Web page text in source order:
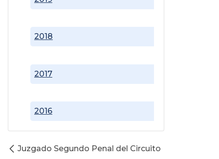
2016
2017
2018
Juzgado Segundo Penal del Circuito